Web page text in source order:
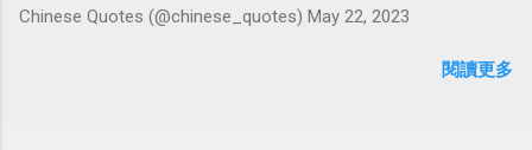
Chinese Quotes (@chinese_quotes) May 22, 2023
閱讀更多